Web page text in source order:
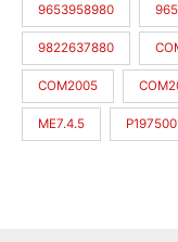
9653958980
9822637880
COM2005
ME7.4.5